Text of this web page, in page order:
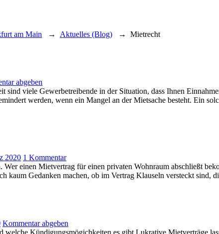
am Main → Aktuelles (Blog) → Mietrecht
abgeben
sind viele Gewerbetreibende in der Situation, dass Ihnen
werden, wenn ein Mangel an der Mietsache besteht. Ein
2020 1 Kommentarzu
Mietvertrag
für
einen Mietvertrag für einen privaten Wohnraum abschließt
kaum Gedanken machen, ob im Vertrag Klauseln versteckt sind,
Kommentar abgeben